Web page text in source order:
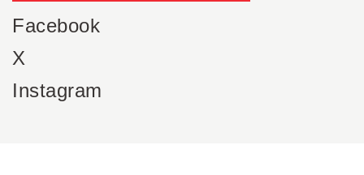
Facebook
X
Instagram